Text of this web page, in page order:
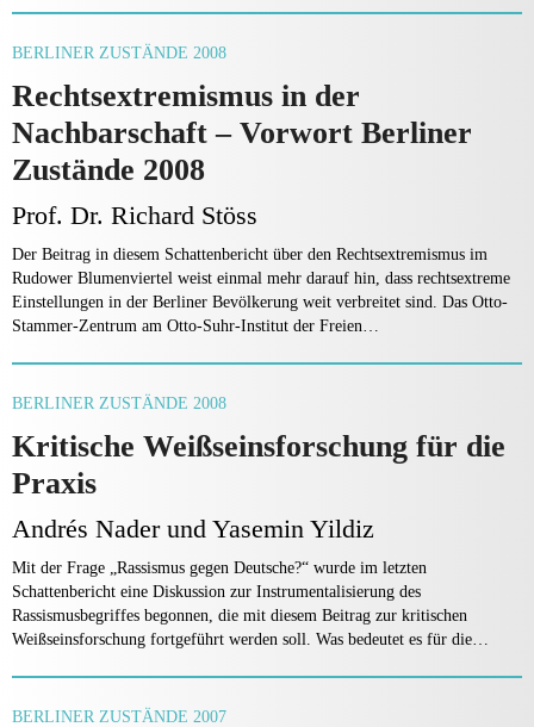
BERLINER ZUSTÄNDE 2008
Rechtsextremismus in der
Nachbarschaft – Vorwort Berliner
Zustände 2008
Prof. Dr. Richard Stöss
Der Beitrag in diesem Schattenbericht über den Rechtsextremismus im
Rudower Blumenviertel weist einmal mehr darauf hin, dass rechtsextreme
Einstellungen in der Berliner Bevölkerung weit verbreitet sind. Das Otto-
Stammer-Zentrum am Otto-Suhr-Institut der Freien…
BERLINER ZUSTÄNDE 2008
Kritische Weißseinsforschung für die
Praxis
Andrés Nader und Yasemin Yildiz
Mit der Frage „Rassismus gegen Deutsche?“ wurde im letzten
Schattenbericht eine Diskussion zur Instrumentalisierung des
Rassismusbegriffes begonnen, die mit diesem Beitrag zur kritischen
Weißseinsforschung fortgeführt werden soll. Was bedeutet es für die…
BERLINER ZUSTÄNDE 2007